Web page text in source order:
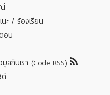
ะ / ร้องเรียน
อบ
ลกับเรา (Code RSS)
ต์